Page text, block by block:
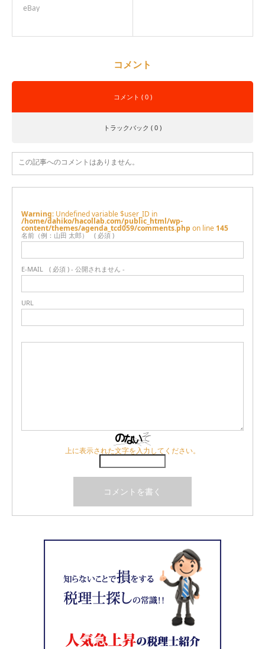
eBay
コメント
コメント ( 0 )
トラックバック ( 0 )
この記事へのコメントはありません。
Warning : Undefined variable $user_ID in
/home/dahiko/hacollab.com/public_html/wp-
content/themes/agenda_tcd059/comments.php on line 145
名前（例：山田 太郎） ( 必須 )
E-MAIL ( 必須 ) - 公開されません -
URL
上に表示された文字を入力してください。